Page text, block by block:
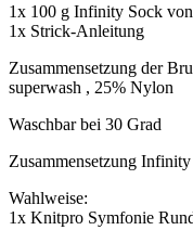
1x 100 g Infinity Sock
1x Strick-Anleitung
Zusammensetzung der
superwash , 25% Nylon
Waschbar bei 30 Grad
Zusammensetzung
Wahlweise:
1x Knitpro Symfonie